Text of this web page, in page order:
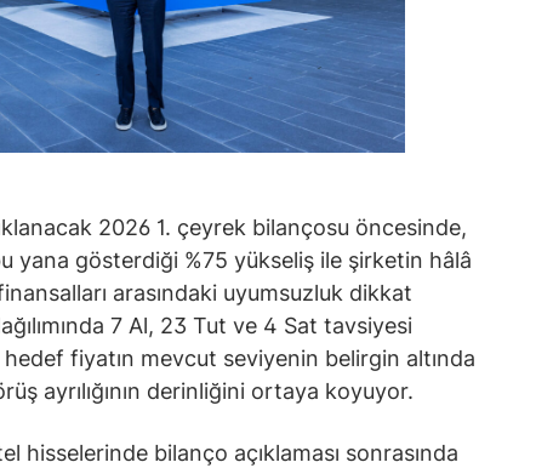
2026 1. çeyrek bilançosu öncesinde,
yana gösterdiği %75 yükseliş ile şirketin hâlâ
arasındaki uyumsuzluk dikkat
7 Al, 23 Tut ve 4 Sat tavsiyesi
hedef fiyatın mevcut seviyenin belirgin altında
ayrılığının derinliğini ortaya koyuyor.
hisselerinde bilanço açıklaması sonrasında